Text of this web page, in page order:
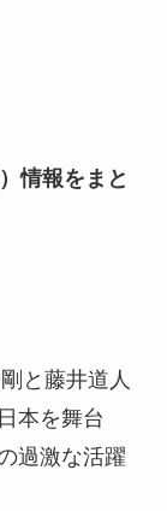
情報をまと
と藤井道人
本を舞台
過激な活躍